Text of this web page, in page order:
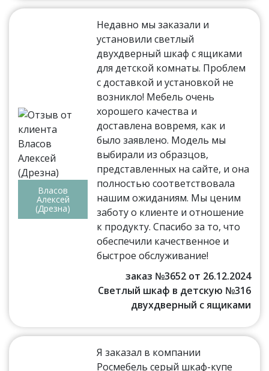
Власов
Алексей
(Дрезна)
Недавно мы заказали и
установили светлый
двухдверный шкаф с ящиками
для детской комнаты. Проблем
с доставкой и установкой не
возникло! Мебель очень
хорошего качества и
доставлена вовремя, как и
было заявлено. Модель мы
выбирали из образцов,
представленных на сайте, и она
полностью соответствовала
нашим ожиданиям. Мы ценим
заботу о клиенте и отношение
к продукту. Спасибо за то, что
обеспечили качественное и
быстрое обслуживание!
заказ №3652 от 26.12.2024
Светлый шкаф в детскую №316
двухдверный с ящиками
Я заказал в компании
Росмебель серый шкаф-купе